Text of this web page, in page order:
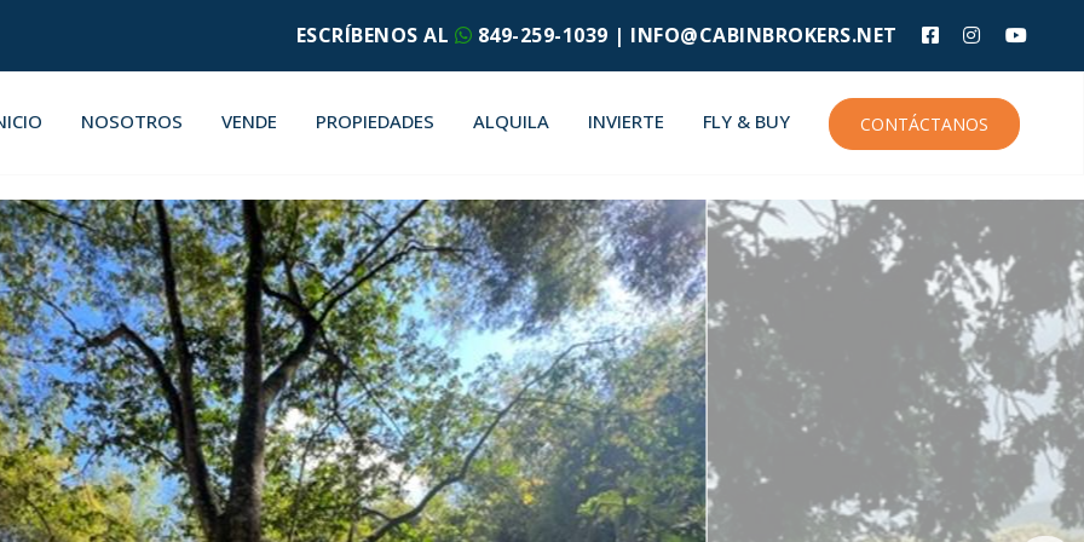
ESCRÍBENOS AL 849-259-1039 | INFO@CABINBROKERS.NET
NOSOTROS VENDE PROPIEDADES ALQUILA INVIERTE FLY & BUY CONTÁCTANOS